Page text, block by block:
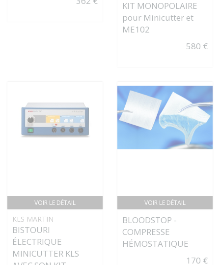
KIT MONOPOLAIRE
pour Minicutter et
ME102
580 €
VOIR LE DÉTAIL
KLS MARTIN
BISTOURI
ÉLECTRIQUE
MINICUTTER KLS
VOIR LE DÉTAIL
BLOODSTOP -
COMPRESSE
HÉMOSTATIQUE
170 €